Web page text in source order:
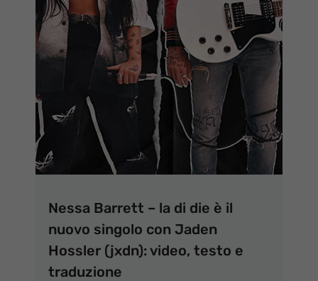
Nessa Barrett – la di die è il
nuovo singolo con Jaden
Hossler (jxdn): video, testo e
traduzione